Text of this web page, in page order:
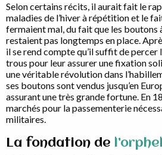
Selon certains récits, il aurait fait le
maladies de l’hiver à répétition et le
fermaient mal, du fait que les boutons
restaient pas longtemps en place.
il se rend compte qu’il suffit de
trous pour leur assurer une fixation
une véritable révolution dans
ses boutons sont vendus jusqu’en
assurant une très grande fortune. En
marchés pour la passementerie
militaires.
La fondation de